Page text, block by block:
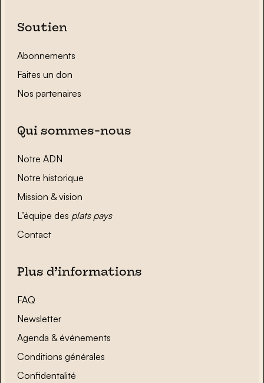
Soutien
Abonnements
Faites un don
Nos partenaires
Qui sommes-nous
Notre ADN
Notre historique
Mission & vision
L’équipe des plats pays
Contact
Plus d’informations
FAQ
Newsletter
Agenda & événements
Conditions générales
Confidentalité